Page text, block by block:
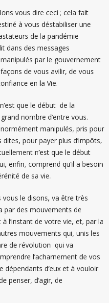
vous dire ceci ; cela fait
à vous déstabiliser une
de la pandémie
dans des messages
par le gouvernement
de vous avilir, de vous
en la Vie.
que le début de la
nombre d’entre vous.
manipulés, pris pour
pour payer plus d’impôts,
n’est que le début
enfin, comprend qu’il a besoin
de sa vie.
vous le disons, va être très
par des mouvements de
l’instant de votre vie, et, par la
mouvements qui, unis les
de révolution qui va
l’acharnement de vos
dépendants d’eux et à vouloir
penser, d’agir, de